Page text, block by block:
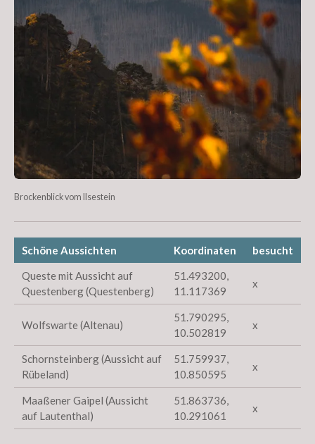
Brockenblick vom Ilsestein
Schöne Aussichten Koordinaten
besucht
Queste mit Aussicht auf
Questenberg (Questenberg)
51.493200,
11.117369
x
Wolfswarte (Altenau)
51.790295,
10.502819
x
Schornsteinberg (Aussicht auf
Rübeland)
51.759937,
10.850595
x
Maaßener Gaipel (Aussicht
auf Lautenthal)
51.863736,
10.291061
x